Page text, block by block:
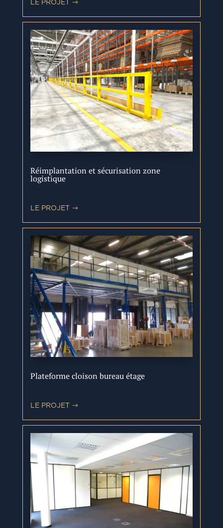
LE PROJET
Réimplantation et sécurisation zone
logistique
LE PROJET
Plateforme cloison bureau étage
LE PROJET